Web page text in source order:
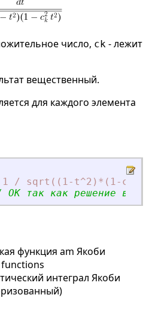
число, ck - лежит
вещественный.
для каждого элемента
1 / sqrt((1-t^2)*(1-
так как решение
функция am Якоби
интеграл Якоби